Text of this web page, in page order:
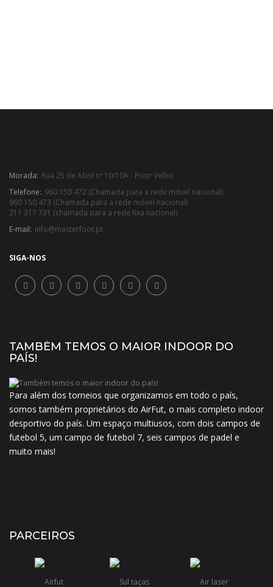
Morada: Rua 25 de Abril nº 10/10A - Prior Velho
Telefone: 960 150 472 (Chamada para a rede móvel nacional)
960 150 473 (Chamada para a rede móvel nacional)
211 317 731 (chamada para a rede fixa nacional)
E-mail: info@masterfoot.pt
SIGA-NOS
TAMBÉM TEMOS O MAIOR INDOOR DO
PAÍS!
Para além dos torneios que organizamos em todo o país,
somos também proprietários do AirFut, o mais completo indoor
desportivo do país. Um espaço multiusos, com dois campos de
futebol 5, um campo de futebol 7, seis campos de padel e
muito mais!
PARCEIROS